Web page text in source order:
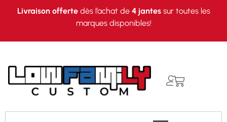
Livraison offertedès l’achat de 4 jantessur toutes les
marques disponibles!